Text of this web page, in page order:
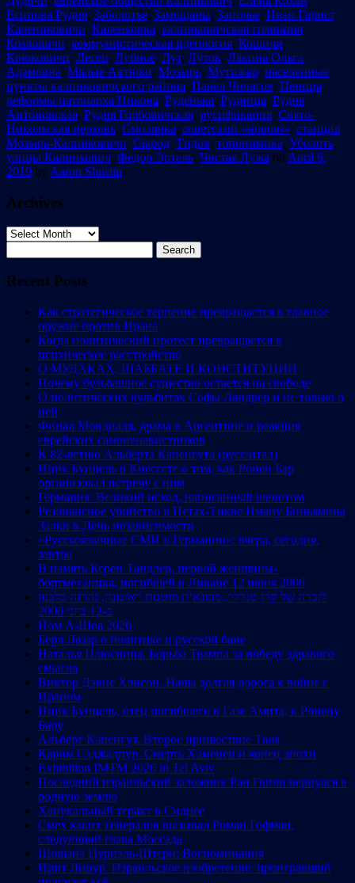
Есипова Рудня, Заболотье, Замощаны, Заполье, Иван Гарист,
Калениковичи, Каленковка, калинковичская гимназия,
Козловичи, коммунистическая идеология, Кощичи,
Крюковичи, Лесец, Лубное, Лут, Луток, Лякина Ольга
Адамовна, Малые Автюки, Мозырь, Мутижар, населенные
пункты калинковичского района, Павел Чичагов, Пеница,
реформы патриарха Никона, Руденька, Рудница, Рудня
Антоновская, Рудня Горбовичская, русификация, Свято-
Никольская церковь, Смолянка, советский «новояз», станция
Мозырь-Калинковичи, Сырод, Тидов, топонимика, Уболоть,
улицы Калинкович, Федор Эртель, Чистая Лужа on April 6,
2019 by Aaron Shustin.
Archives
Archives
for:
Recent Posts
Как стратегическое терпение превращается в главное
оружие против Ирана
Когда политический протест превращается в
психическое расстройство
О МУДАКАХ, ШАББАТЕ И КОНСТИТУЦИИ
Почему бульбашное существо остается на свободе
О политических кульбитах Софы Ландвер и не только о
ней
Финал Мондиаля, драма в Аргентине и реакция
еврейских самоненавистников
К 82-летию Альберта Капенгута (русс/итал)
Ицик Бунцель в Кнессете о том, как Ронен Бар
организовал встречу с ним
Германия: Великий исход, написанный шепотом
Резонансное убийство в Петах-Тикве Иману Биньямина
Залки в День независимости
«Русскоязычные СМИ в Германии»: вчера, сегодня,
завтра
В память Керен Тандлер, первой женщины-
бортмеханика, погибшей в Ливане 12 июня 2006
לזכרה של קרן טנדלר, מכונאית מוטסת ראשונה, נהרגה בלבנון
ב-12 ביוני 2006
Йом А-Шоа 2026
Берл Лазар о политике и русской бане
Наталья Плюснина. Борьба Трампа за победу здравого
смысла
Виктор Дэвис Хэнсон. Наша долгая дорога к войне с
Ираном
Ицик Бунцель, отец погибшего в Газе Амита, к Ронену
Бару
Альберт Капенгут. Второе пришествие Таля
Карим Саджадпур. Смерть Хаменеи и конец эпохи
Exhibition IMTM 2026 in Tel Aviv
Последний израильский заложник Ран Гвили вернулся в
родную землю
Ханукальный теракт в Сиднее
Смех каких генералов вызывал Роман Гофман,
следующий глава Моссада
Шошана Цуриэль-Штерн: Воспоминания
Ирит Линур. Израильское изобретение: проигравший